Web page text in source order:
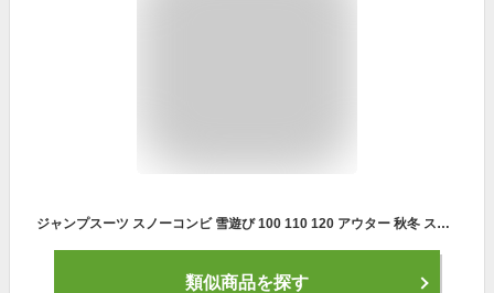
ジャンプスーツ スノーコンビ 雪遊び 100 110 120 アウター 秋冬 スノースーツ ベビー キッズ 男の子 女の子 子供服 jollyjury 冬 スキーウエア つなぎ
類似商品を探す